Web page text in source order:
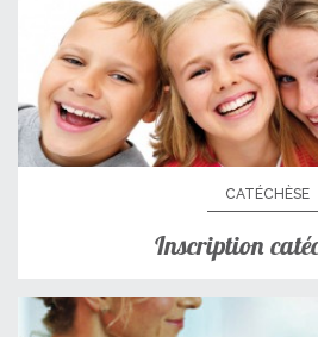
CATÉCHÈSE
Inscription